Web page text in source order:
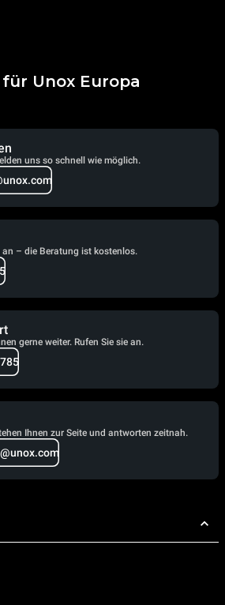
Unox Europa
uns so schnell wie möglich.
an – die Beratung ist kostenlos.
gerne weiter. Rufen Sie sie an.
Ihnen zur Seite und antworten zeitnah.